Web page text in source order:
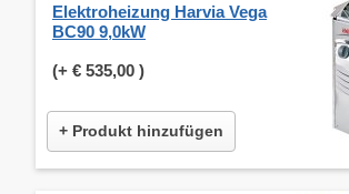
Elektroheizung Harvia Vega
BC90 9,0kW
(+ € 535,00 )
+ Produkt hinzufügen